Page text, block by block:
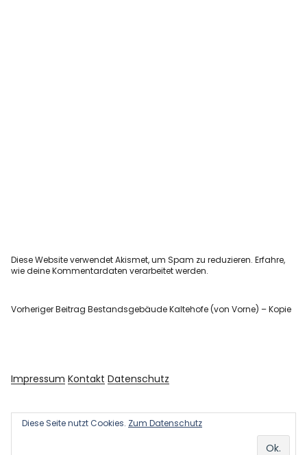
Diese Website verwendet Akismet, um Spam zu reduzieren.Erfahre,
wie deine Kommentardaten verarbeitet werden.
Vorheriger Beitrag Bestandsgebäude Kaltehofe (von Vorne) – Kopie
Impressum Kontakt Datenschutz
Diese Seite nutzt Cookies. Zum Datenschutz